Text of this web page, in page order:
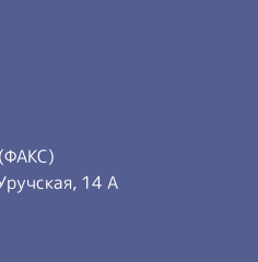
14 А